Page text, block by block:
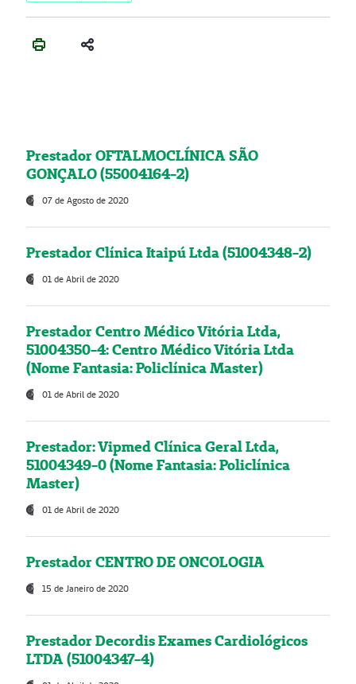
Prestador OFTALMOCLÍNICA SÃO
GONÇALO (55004164-2)
07 de Agosto de 2020
Prestador Clínica Itaipú Ltda (51004348-2)
01 de Abril de 2020
Prestador Centro Médico Vitória Ltda,
51004350-4: Centro Médico Vitória Ltda
(Nome Fantasia: Policlínica Master)
01 de Abril de 2020
Prestador: Vipmed Clínica Geral Ltda,
51004349-0 (Nome Fantasia: Policlínica
Master)
01 de Abril de 2020
Prestador CENTRO DE ONCOLOGIA
15 de Janeiro de 2020
Prestador Decordis Exames Cardiológicos
LTDA (51004347-4)